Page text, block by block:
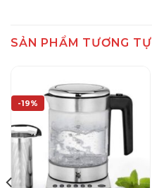
SẢN PHẨM TƯƠNG TỰ
-19%